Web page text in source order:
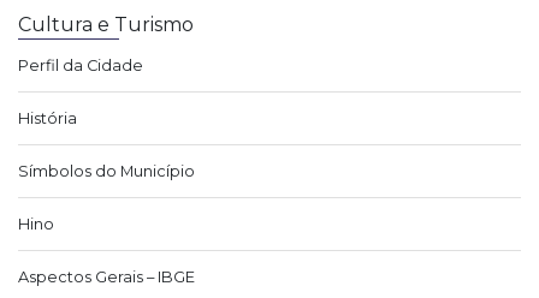
Cultura e Turismo
Perfil da Cidade
História
Símbolos do Município
Hino
Aspectos Gerais – IBGE